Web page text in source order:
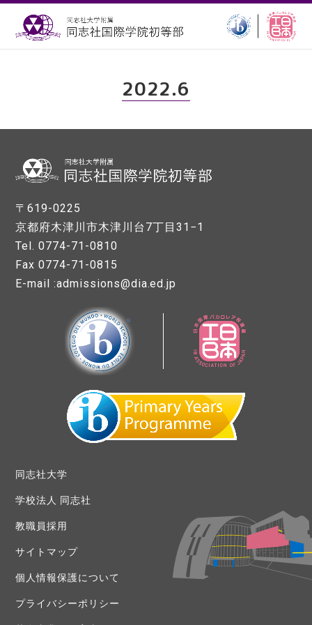
2022.6
〒619-0225
京都府木津川市木津川台7丁目31−1
Tel. 0774-71-0810
Fax 0774-71-0815
E-mail :admissions@dia.ed.jp
同志社大学
学校法人 同志社
教職員採用
サイトマップ
個人情報保護について
プライバシーポリシー